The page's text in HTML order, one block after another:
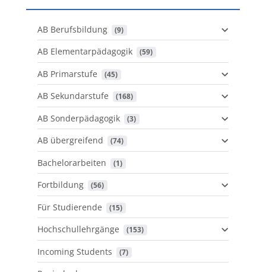
AB Berufsbildung (9)
AB Elementarpädagogik (59)
AB Primarstufe (45)
AB Sekundarstufe (168)
AB Sonderpädagogik (3)
AB übergreifend (74)
Bachelorarbeiten (1)
Fortbildung (56)
Für Studierende (15)
Hochschullehrgänge (153)
Incoming Students (7)